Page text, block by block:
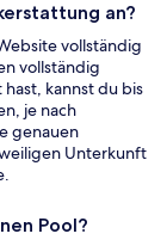
an?
vollständig
vollständig
kannst du bis
je nach
genauen
Unterkunft
Pool?